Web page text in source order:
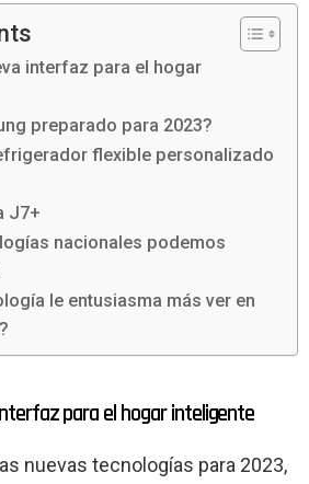
interfaz para el hogar
preparado para 2023?
flexible personalizado
J7+
nacionales podemos
le entusiasma más ver en
para el hogar inteligente
nuevas tecnologías para 2023,